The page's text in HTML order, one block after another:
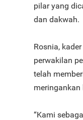
pilar yang
dan dakwah.
Rosnia,
perwakilan
telah
“Kami